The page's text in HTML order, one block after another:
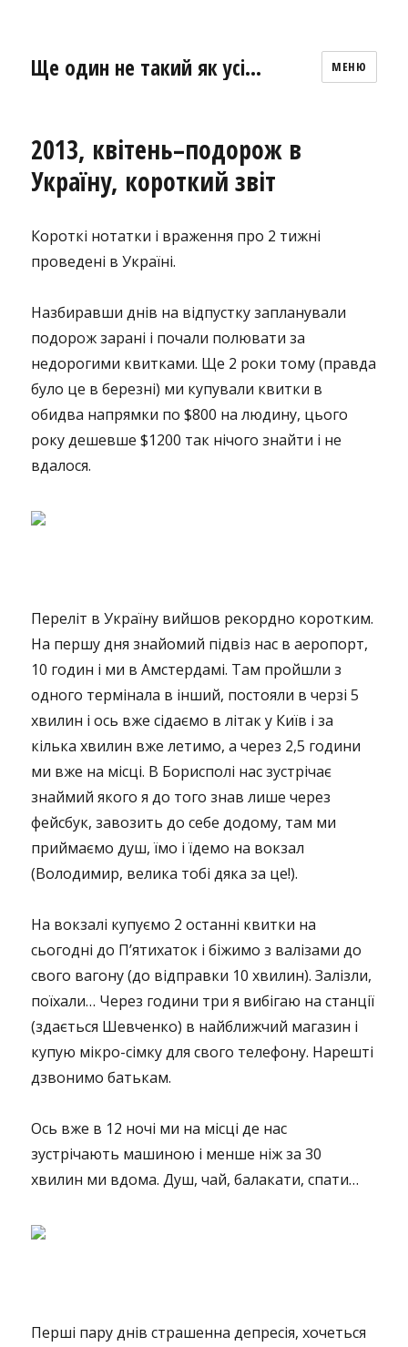
Ще один не такий як усі… МЕНЮ
2013, квітень–подорож в
Україну, короткий звіт
Короткі нотатки і враження про 2 тижні
проведені в Україні.
Назбиравши днів на відпустку запланували
подорож зарані і почали полювати за
недорогими квитками. Ще 2 роки тому (правда
було це в березні) ми купували квитки в
обидва напрямки по $800 на людину, цього
року дешевше $1200 так нічого знайти і не
вдалося.
Переліт в Україну вийшов рекордно коротким.
На першу дня знайомий підвіз нас в аеропорт,
10 годин і ми в Амстердамі. Там пройшли з
одного термінала в інший, постояли в черзі 5
хвилин і ось вже сідаємо в літак у Київ і за
кілька хвилин вже летимо, а через 2,5 години
ми вже на місці. В Борисполі нас зустрічає
знаймий якого я до того знав лише через
фейсбук, завозить до себе додому, там ми
приймаємо душ, їмо і їдемо на вокзал
(Володимир, велика тобі дяка за це!).
На вокзалі купуємо 2 останні квитки на
сьогодні до П’ятихаток і біжимо з валізами до
свого вагону (до відправки 10 хвилин). Залізли,
поїхали… Через години три я вибігаю на станції
(здається Шевченко) в найближчий магазин і
купую мікро-сімку для свого телефону. Нарешті
дзвонимо батькам.
Ось вже в 12 ночі ми на місці де нас
зустрічають машиною і менше ніж за 30
хвилин ми вдома. Душ, чай, балакати, спати…
Перші пару днів страшенна депресія, хочеться